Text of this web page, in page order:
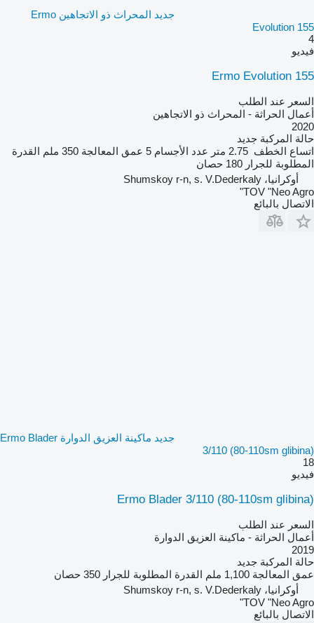
جديد المحراث ذو الاتجاهين Ermo
Evolution 155
4
فيديو
Ermo Evolution 155
السعر عند الطلب
أعمال الحراثة - المحراث ذو الاتجاهين
2020
حالة المركبة جديد
اتساع الخطف 2.75 متر عدد الأجسام 5 عمق المعالجة 350 ملم
القدرة
المطلوبة للجرار 180 حصان
أوكرانيا، Shumskoy r-n, s. V.Dederkaly
TOV "Neo Agro"
الاتصال بالبائع
جديد ماكينة العزيق الدوارة Ermo Blader
3/110 (80-110sm glibina)
18
فيديو
Ermo Blader 3/110 (80-110sm glibina)
السعر عند الطلب
أعمال الحراثة - ماكينة العزيق الدوارة
2019
حالة المركبة جديد
عمق المعالجة 1,100 ملم القدرة المطلوبة للجرار 350 حصان
أوكرانيا، Shumskoy r-n, s. V.Dederkaly
TOV "Neo Agro"
الاتصال بالبائع